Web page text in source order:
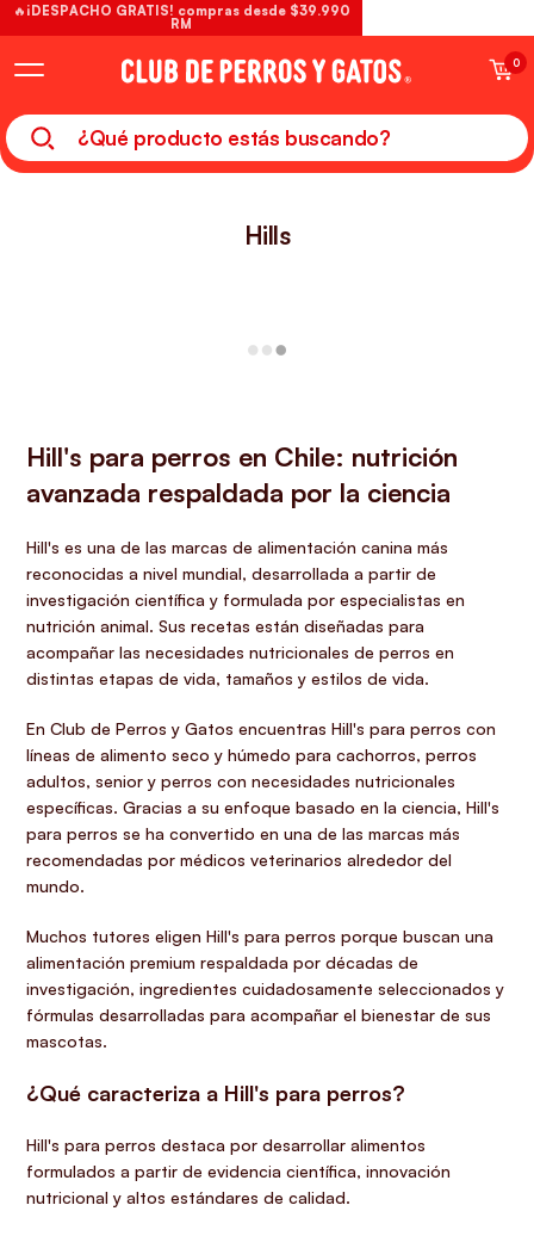
0
Hills
Hill's para perros en Chile: nutrición
avanzada respaldada por la ciencia
Hill's es una de las marcas de alimentación canina más
reconocidas a nivel mundial, desarrollada a partir de
investigación científica y formulada por especialistas en
nutrición animal. Sus recetas están diseñadas para
acompañar las necesidades nutricionales de perros en
distintas etapas de vida, tamaños y estilos de vida.
En Club de Perros y Gatos encuentras Hill's para perros con
líneas de alimento seco y húmedo para cachorros, perros
adultos, senior y perros con necesidades nutricionales
específicas. Gracias a su enfoque basado en la ciencia, Hill's
para perros se ha convertido en una de las marcas más
recomendadas por médicos veterinarios alrededor del
mundo.
Muchos tutores eligen Hill's para perros porque buscan una
alimentación premium respaldada por décadas de
investigación, ingredientes cuidadosamente seleccionados y
fórmulas desarrolladas para acompañar el bienestar de sus
mascotas.
¿Qué caracteriza a Hill's para perros?
Hill's para perros destaca por desarrollar alimentos
formulados a partir de evidencia científica, innovación
nutricional y altos estándares de calidad.
🔥¡DESPACHO GRATIS! compras desde $39.990
RM